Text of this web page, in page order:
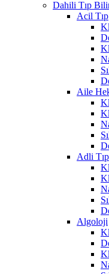
Dahili Tıp
Acil Tıp
Aile
Adli Tıp
Algoloji